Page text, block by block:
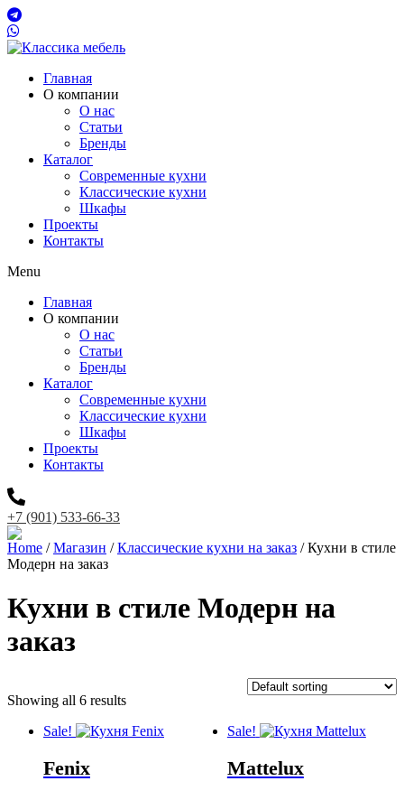
Главная
О компании
О нас
Статьи
Бренды
Каталог
Современные кухни
Классические кухни
Шкафы
Проекты
Контакты
Menu
Главная
О компании
О нас
Статьи
Бренды
Каталог
Современные кухни
Классические кухни
Шкафы
Проекты
Контакты
+7 (901) 533-66-33
Home /Магазин /Классические кухни на заказ / Кухни в стиле
Модерн на заказ
Кухни в стиле Модерн на
заказ
Showing all 6 results
Sale!
Fenix
Sale!
Mattelux